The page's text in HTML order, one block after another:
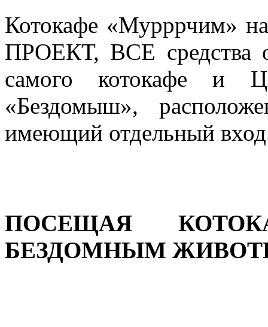
Котокафе
ПРОЕКТ, ВСЕ средства
самого котокафе и
«Бездомыш»,
имеющий отдельный
ПОСЕЩАЯ
БЕЗДОМНЫМ